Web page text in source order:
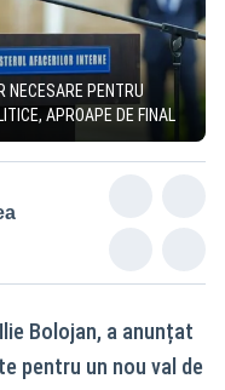
NECESARE PENTRU
APROAPE DE FINAL
Bolojan, a anunțat
pentru un nou val de